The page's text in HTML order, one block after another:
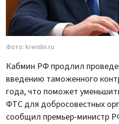
Фото: kremlin.ru
Кабмин РФ продлил
введению таможенного
года, что поможет
ФТС для добросовестных
сообщил премьер-министр